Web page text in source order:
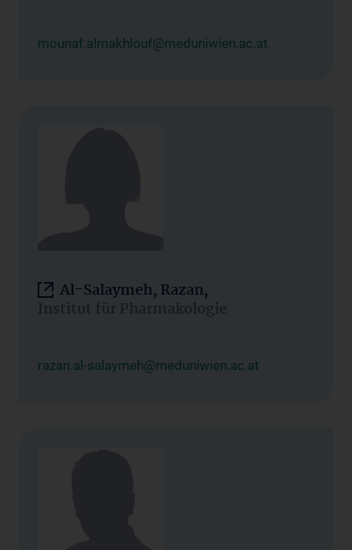
mounaf.almakhlouf@meduniwien.ac.at
Al-Salaymeh, Razan,
Institut für Pharmakologie
razan.al-salaymeh@meduniwien.ac.at